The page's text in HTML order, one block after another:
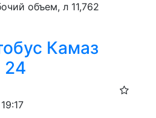
объем, л 11,762
Камаз